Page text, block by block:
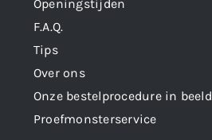
Openingstijden
F.A.Q.
Tips
Over ons
Onze bestelprocedure in beeld
Proefmonsterservice